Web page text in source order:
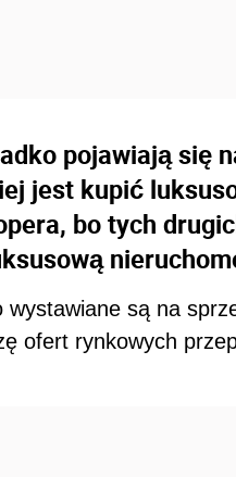
pojawiają się
jest kupić
bo tych
są na
ofert rynkowych